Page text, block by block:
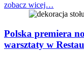
zobacz wicej…
Polska premiera
warsztaty w